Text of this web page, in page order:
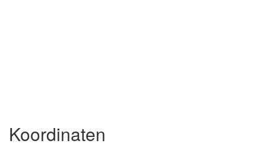
Koordinaten